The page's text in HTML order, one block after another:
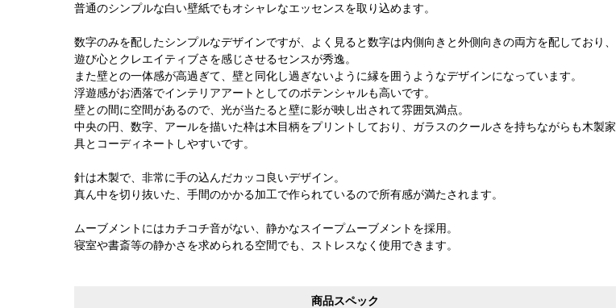
普通のシンプルな白い壁紙でもオシャレなエッセンスを取り込めます。
数字のみを配したシンプルなデザインですが、よく見ると数字は内側向きと外側向きの両方を配しており、
遊び心とクレエイティブさを感じさせるセンスが秀逸。
また壁との一体感が高過ぎて、壁と同化し過ぎないように縁を囲うようなデザインになっています。
浮遊感がお洒落でインテリアアートとしてのポテンシャルも高いです。
壁との間に空間があるので、光が当たると壁に影が映し出されて雰囲気満点。
中央の円、数字、アールを描いた枠は木目柄をプリントしており、ガラスのクールさを持ちながらも木製家
具とコーディネートしやすいです。
針は木製で、非常に手の込んだカッコ良いデザイン。
真ん中を切り抜いた、手間のかかる加工で作られているので所有感が満たされます。
ムーブメントにはカチコチ音がない、静かなスイープムーブメントを採用。
寝室や書斎等の静かさを求められる空間でも、ストレスなく使用できます。
商品スペック